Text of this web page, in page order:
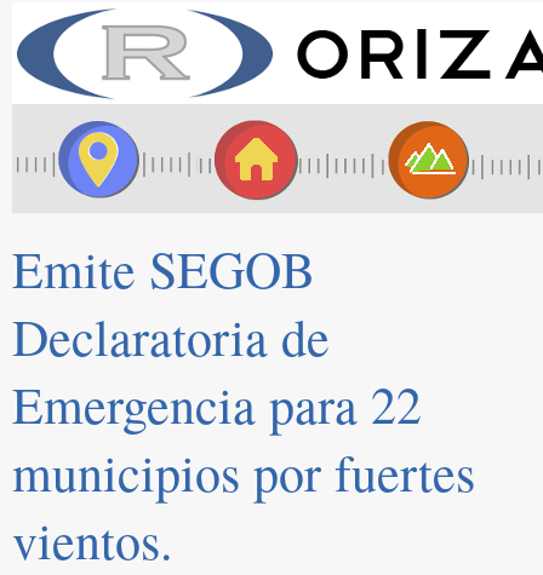
Emite SEGOB
Declaratoria de
Emergencia para 22
municipios por fuertes
vientos.